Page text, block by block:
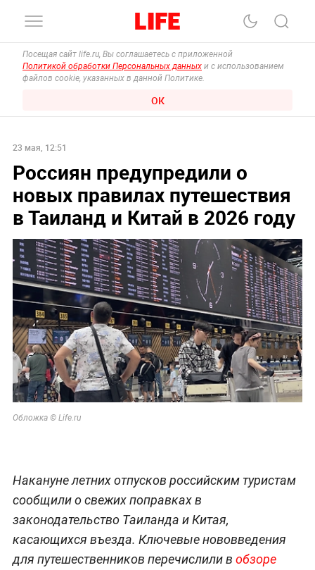
Посещая сайт life.ru, Вы соглашаетесь с приложенной
Политикой обработки Персональных данных и с использованием
файлов cookie, указанных в данной Политике.
ОК
23 мая, 12:51
Россиян предупредили о
новых правилах путешествия
в Таиланд и Китай в 2026 году
Обложка © Life.ru
Накануне летних отпусков российским туристам
сообщили о свежих поправках в
законодательство Таиланда и Китая,
касающихся въезда. Ключевые нововведения
для путешественников перечислили в обзоре